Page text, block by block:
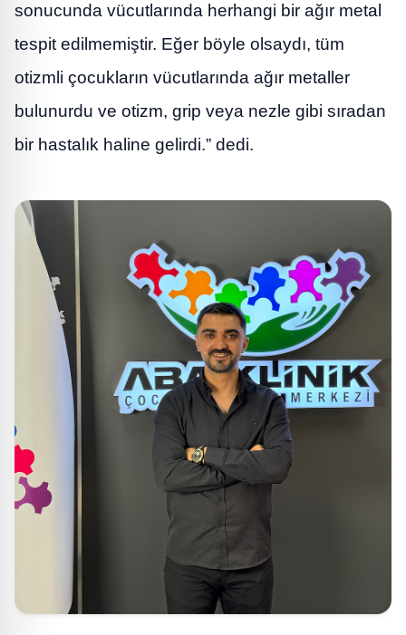
sonucunda vücutlarında herhangi bir ağır metal
tespit edilmemiştir. Eğer böyle olsaydı, tüm
otizmli çocukların vücutlarında ağır metaller
bulunurdu ve otizm, grip veya nezle gibi sıradan
bir hastalık haline gelirdi.” dedi.